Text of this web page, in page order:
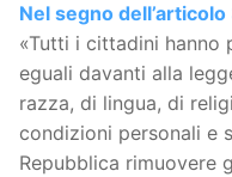
Nel segno
«Tutti i cittadini hanno
eguali davanti alla
razza, di lingua, di
condizioni personali e
Repubblica rimuovere